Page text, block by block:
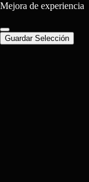
Mejora de experiencia
Guardar Selección